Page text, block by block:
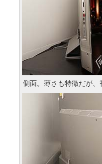
側面。薄さも特徴だが、